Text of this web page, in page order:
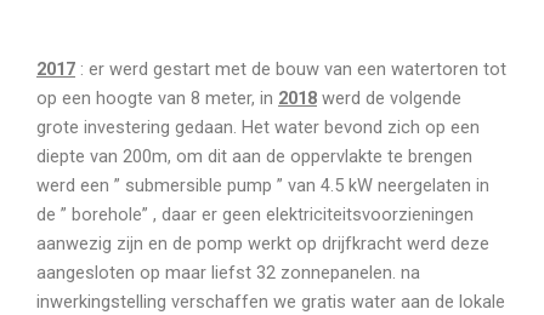
2017 : er werd gestart met de bouw van een watertoren tot
op een hoogte van 8 meter, in 2018 werd de volgende
grote investering gedaan. Het water bevond zich op een
diepte van 200m, om dit aan de oppervlakte te brengen
werd een ” submersible pump ” van 4.5 kW neergelaten in
de ” borehole” , daar er geen elektriciteitsvoorzieningen
aanwezig zijn en de pomp werkt op drijfkracht werd deze
aangesloten op maar liefst 32 zonnepanelen. na
inwerkingstelling verschaffen we gratis water aan de lokale